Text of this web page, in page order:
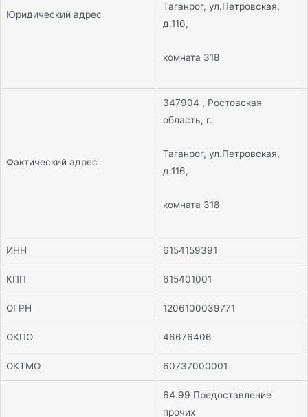
Юридический адрес
Таганрог, ул.Петровская,
д.116,
комната 318
Фактический адрес
347904 , Ростовская
область, г.
Таганрог, ул.Петровская,
д.116,
комната 318
ИНН 6154159391
КПП 615401001
ОГРН 1206100039771
ОКПО 46676406
ОКТМО 60737000001
64.99 Предоставление
прочих